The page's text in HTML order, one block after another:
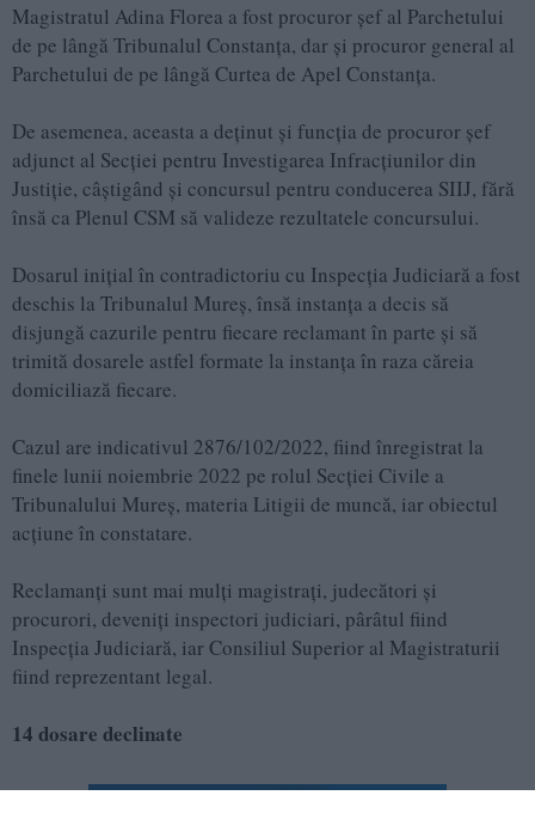
Magistratul Adina Florea a fost procuror șef al Parchetului
de pe lângă Tribunalul Constanța, dar și procuror general al
Parchetului de pe lângă Curtea de Apel Constanța.
De asemenea, aceasta a deținut și funcția de procuror șef
adjunct al Secției pentru Investigarea Infracțiunilor din
Justiție, câștigând și concursul pentru conducerea SIIJ, fără
însă ca Plenul CSM să valideze rezultatele concursului.
Dosarul inițial în contradictoriu cu Inspecția Judiciară a fost
deschis la Tribunalul Mureș, însă instanța a decis să
disjungă cazurile pentru fiecare reclamant în parte și să
trimită dosarele astfel formate la instanța în raza căreia
domiciliază fiecare.
Cazul are indicativul 2876/102/2022, fiind înregistrat la
finele lunii noiembrie 2022 pe rolul Secției Civile a
Tribunalului Mureș, materia Litigii de muncă, iar obiectul
acțiune în constatare.
Reclamanți sunt mai mulți magistrați, judecători și
procurori, deveniți inspectori judiciari, pârâtul fiind
Inspecția Judiciară, iar Consiliul Superior al Magistraturii
fiind reprezentant legal.
14 dosare declinate